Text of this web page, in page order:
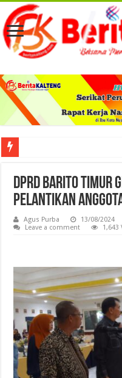
DPRD Barito Timur
Pelantikan
Agus Purba 13/08/2024
Leave a comment
1,643